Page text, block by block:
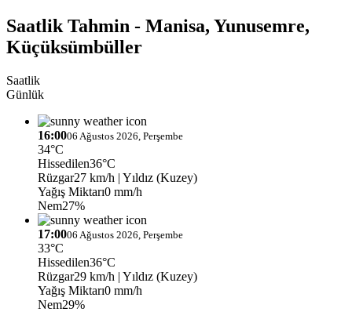
Saatlik Tahmin - Manisa, Yunusemre,
Küçüksümbüller
Saatlik
Günlük
16:0006 Ağustos 2026, Perşembe
34°C
Hissedilen36°C
Rüzgar27 km/h | Yıldız (Kuzey)
Yağış Miktarı0 mm/h
Nem27%
17:0006 Ağustos 2026, Perşembe
33°C
Hissedilen36°C
Rüzgar29 km/h | Yıldız (Kuzey)
Yağış Miktarı0 mm/h
Nem29%